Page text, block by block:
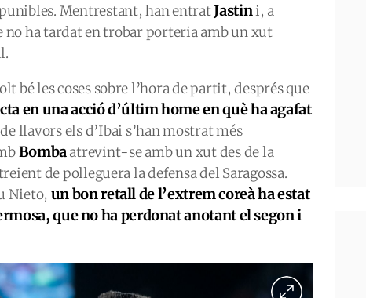
Mentrestant, han entratJastini, a
no ha tardat en trobar porteria amb un xut
bé les coses sobre l’hora de partit, després que
en una acció d’últim home en què ha agafat
llavors els d’Ibai s’han mostrat més
Bombaatrevint-se amb un xut des de la
de polleguera la defensa del Saragossa.
Nieto, un bon retall de l’extrem coreà ha estat
que no ha perdonat anotant el segon i